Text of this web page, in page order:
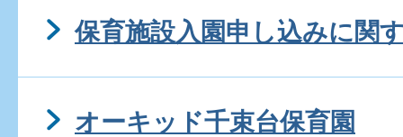
保育施設入園申し込みに関
オーキッド千束台保育園